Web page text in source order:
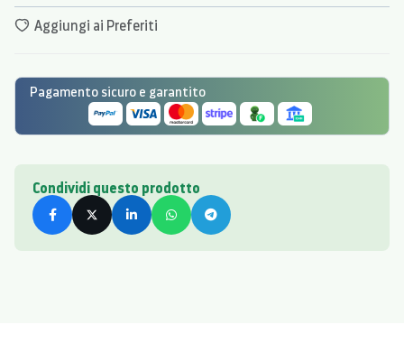
Aggiungi ai Preferiti
Pagamento sicuro e garantito
Condividi questo prodotto